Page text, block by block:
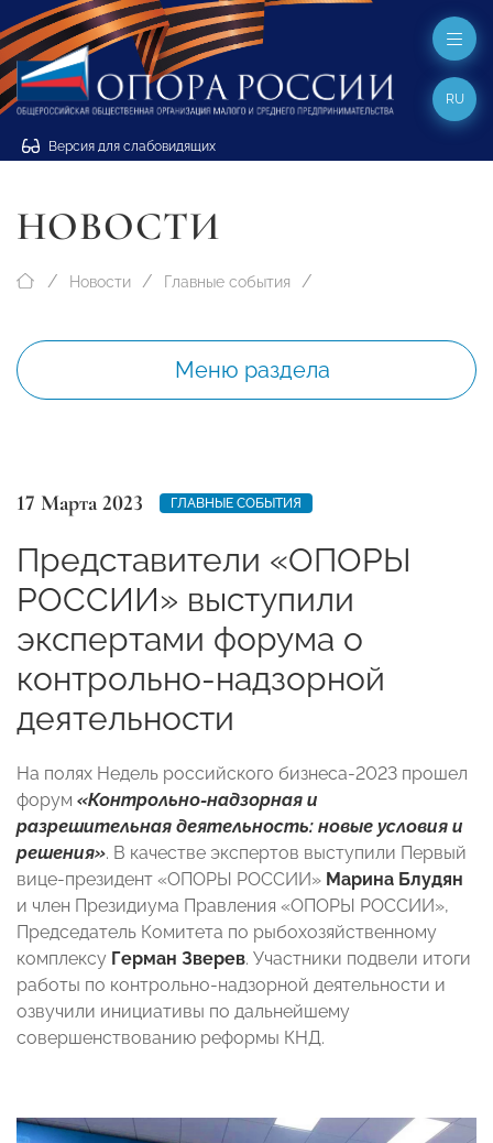
Версия для слабовидящих
RU
НОВОСТИ
Новости Главные события
Меню раздела
17 Марта 2023 ГЛАВНЫЕ СОБЫТИЯ
Представители «ОПОРЫ
РОССИИ» выступили
экспертами форума о
контрольно-надзорной
деятельности
На полях Недель российского бизнеса-2023 прошел
форум «Контрольно-надзорная и
разрешительная деятельность: новые условия и
решения». В качестве экспертов выступили Первый
вице-президент «ОПОРЫ РОССИИ» Марина Блудян
и член Президиума Правления «ОПОРЫ РОССИИ»,
Председатель Комитета по рыбохозяйственному
комплексу Герман Зверев. Участники подвели итоги
работы по контрольно-надзорной деятельности и
озвучили инициативы по дальнейшему
совершенствованию реформы КНД.